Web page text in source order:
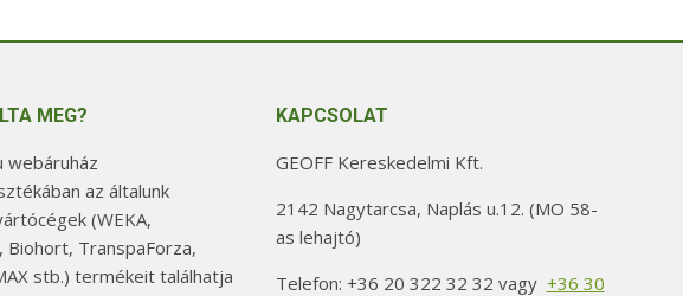
MEG?
webáruház
az általunk
(WEKA,
Biohort, TranspaForza,
stb.) termékeit találhatja
KAPCSOLAT
GEOFF Kereskedelmi Kft.
2142 Nagytarcsa, Naplás u.12. (MO 58-
as lehajtó)
Telefon: +36 20 322 32 32 vagy +36 30